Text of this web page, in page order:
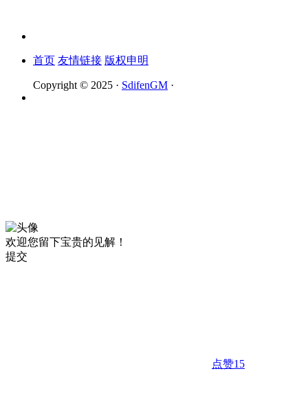
首页 友情链接 版权申明
Copyright © 2025 · SdifenGM ·
欢迎您留下宝贵的见解！
提交
点赞15